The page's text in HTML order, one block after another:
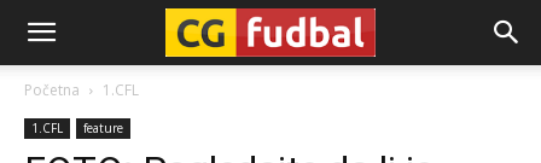
CG-
Fudbal
Početna 1.CFL
1.CFL feature